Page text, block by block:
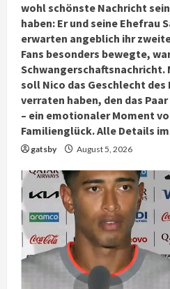
wohl schönste Nachricht
haben: Er und seine Ehefrau
erwarten angeblich ihr
Fans besonders bewegte,
Schwangerschaftsnachricht.
soll Nico das Geschlecht des
verraten haben, den das
– ein emotionaler Moment
Familienglück. Alle Details
gatsby August 5, 2026